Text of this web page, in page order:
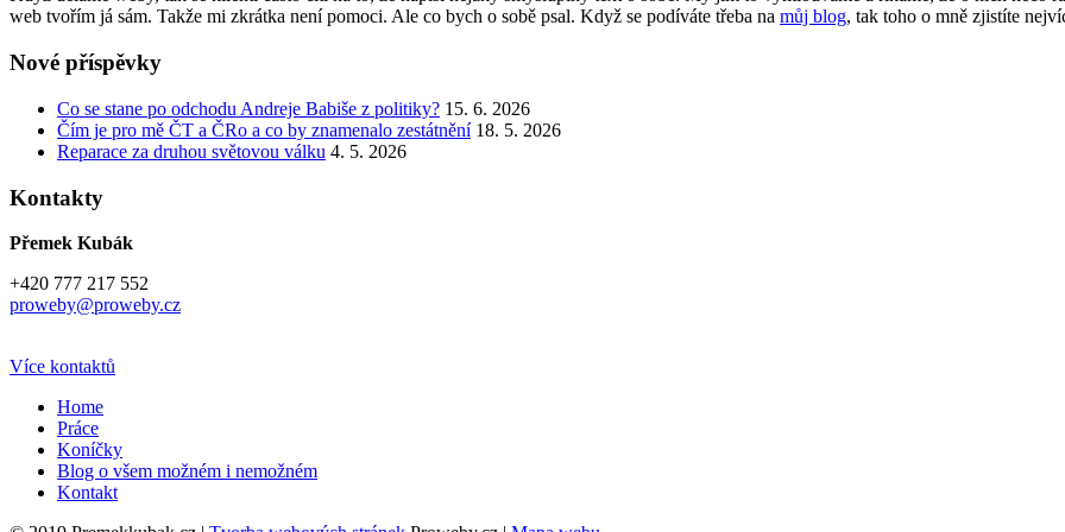
web tvořím já sám. Takže mi zkrátka není pomoci. Ale co bych o sobě psal. Když se podíváte třeba na můj blog, tak toho o mně zjistíte
Nové příspěvky
Co se stane po odchodu Andreje Babiše z politiky? 15. 6. 2026
Čím je pro mě ČT a ČRo a co by znamenalo zestátnění 18. 5. 2026
Reparace za druhou světovou válku 4. 5. 2026
Kontakty
Přemek Kubák
+420 777 217 552
proweby@proweby.cz
Více kontaktů
Home
Práce
Koníčky
Blog o všem možném i nemožném
Kontakt